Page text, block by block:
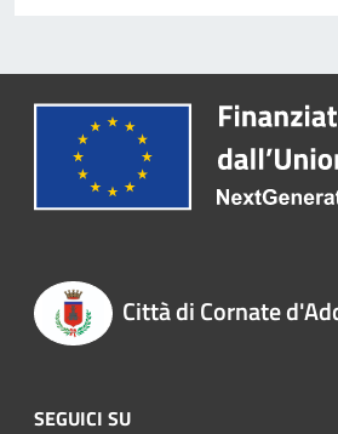
Città di Cornate
SEGUICI SU